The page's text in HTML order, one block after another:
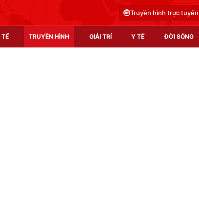
Truyền hình trực tuyến
TẾ TRUYỀN HÌNH GIẢI TRÍ Y TẾ ĐỜI SỐNG